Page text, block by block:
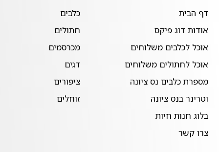
דף הבית
אודות דוג פיקס
אוכל לכלבים משלוחים
אוכל לחתולים משלוחים
מספרת כלבים נס ציונה
וטרינר בנס ציונה
בלוג חנות חיות
צרו קשר
כלבים
חתולים
מכרסמים
דגים
ציפורים
זוחלים